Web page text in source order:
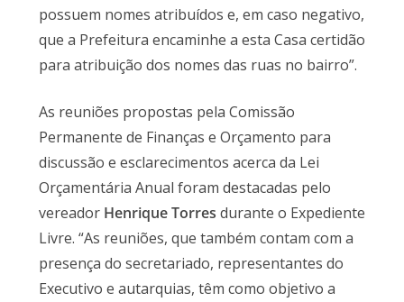
possuem nomes atribuídos e, em caso negativo,
que a Prefeitura encaminhe a esta Casa certidão
para atribuição dos nomes das ruas no bairro”.
As reuniões propostas pela Comissão
Permanente de Finanças e Orçamento para
discussão e esclarecimentos acerca da Lei
Orçamentária Anual foram destacadas pelo
vereador Henrique Torres durante o Expediente
Livre. “As reuniões, que também contam com a
presença do secretariado, representantes do
Executivo e autarquias, têm como objetivo a